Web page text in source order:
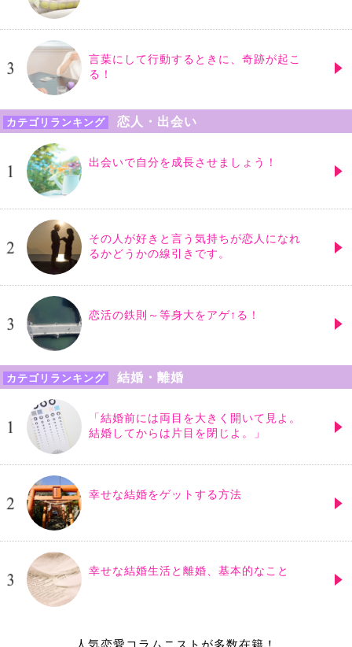
言葉にして行動するときに、奇跡が起こ
る！
カテゴリランキング 恋人・出会い
出会いで自分を成長させましょう！
その人が好きと言う気持ちが恋人になれ
るかどうかの線引きです。
恋活の鉄則～等身大をアゲ↑る！
カテゴリランキング 結婚・離婚
「結婚前には両目を大きく開いて見よ。
結婚してからは片目を閉じよ。」
幸せな結婚をゲットする方法
幸せな結婚生活と離婚、基本的なこと
人気恋愛コラムニストが多数在籍！